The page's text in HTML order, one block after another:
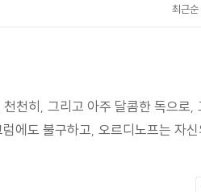
최근순
천히, 그리고 아주 달콤한 독으로,
에도 불구하고, 오르디노프는 자